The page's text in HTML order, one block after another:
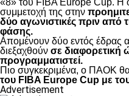
«8» του FIBA Europe Cup. H
συμμετοχή της στην
δύο αγωνιστικές πριν από
φάσης.
Απομένουν δύο εντός έδρας
διεξαχθούν σε διαφορετική
προγραμματιστεί.
Πιο συγκεκριμένα, ο ΠΑΟΚ
του FIBA Europe Cup με
Advertisement